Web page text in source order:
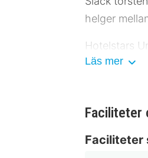
helger
Hotelstars
Känn dig
badrum
Läs mer
Faciliteter
Faciliteter